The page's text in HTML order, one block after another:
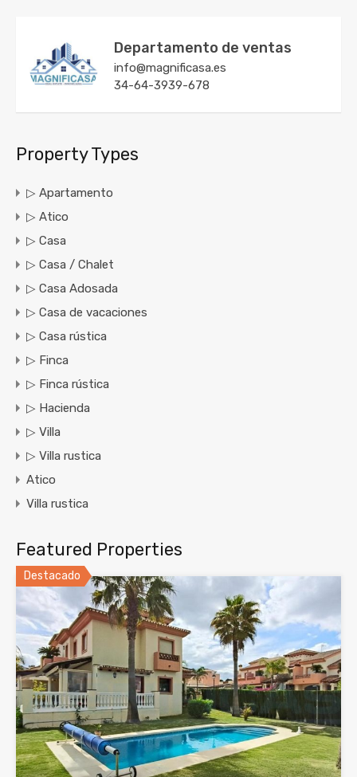
Departamento de ventas
info@magnificasa.es
34-64-3939-678
Property Types
▷ Apartamento
▷ Atico
▷ Casa
▷ Casa / Chalet
▷ Casa Adosada
▷ Casa de vacaciones
▷ Casa rústica
▷ Finca
▷ Finca rústica
▷ Hacienda
▷ Villa
▷ Villa rustica
Atico
Villa rustica
Featured Properties
Destacado